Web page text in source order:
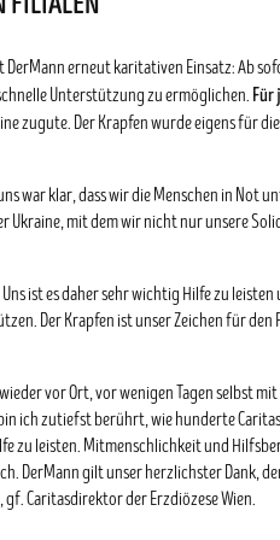
erneut karitativen Einsatz: Ab
Unterstützung zu ermöglichen. Für
zugute. Der Krapfen wurde eigens für
war klar, dass wir die Menschen in Not
Ukraine, mit dem wir nicht nur unsere
ist es daher sehr wichtig Hilfe zu leisten
Der Krapfen ist unser Zeichen für den
vor Ort, vor wenigen Tagen selbst
ich zutiefst berührt, wie hunderte
zu leisten. Mitmenschlichkeit und
DerMann gilt unser herzlichster Dank,
Caritasdirektor der Erzdiözese Wien.